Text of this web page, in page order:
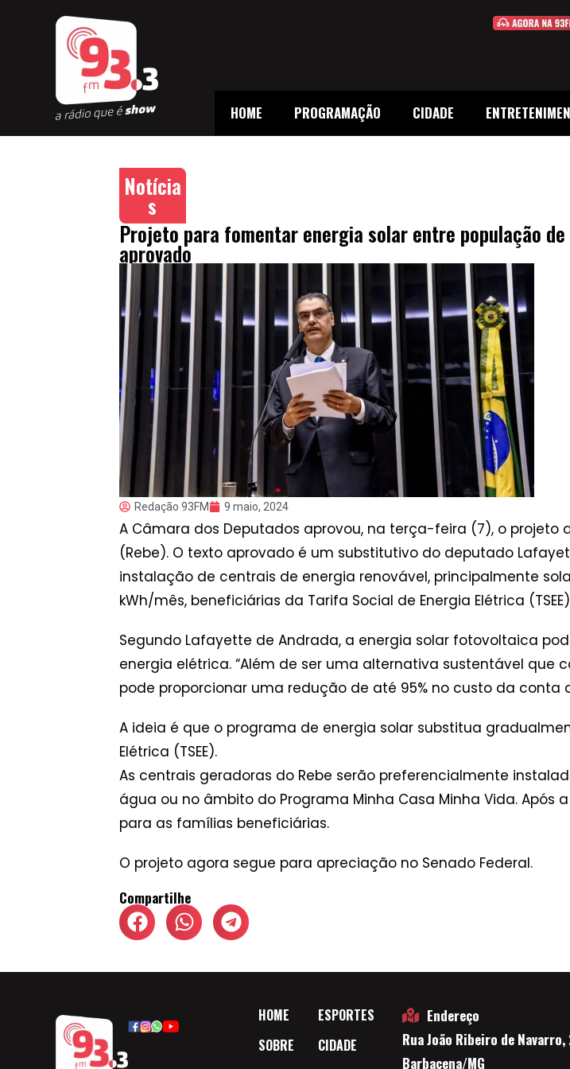
HOME PROGRAMAÇÃO CIDADE
Notícia
s
Projeto para fomentar energia solar entre população
aprovado
Redação 93FM 9 maio, 2024
A Câmara dos Deputados aprovou, na terça-feira (7), o projeto
(Rebe). O texto aprovado é um substitutivo do deputado
instalação de centrais de energia renovável, principalmente
kWh/mês, beneficiárias da Tarifa Social de Energia Elétrica
Segundo Lafayette de Andrada, a energia solar fotovoltaica
energia elétrica. “Além de ser uma alternativa sustentável
pode proporcionar uma redução de até 95% no custo da conta
A ideia é que o programa de energia solar substitua
Elétrica (TSEE).
As centrais geradoras do Rebe serão preferencialmente
água ou no âmbito do Programa Minha Casa Minha Vida.
para as famílias beneficiárias.
O projeto agora segue para apreciação no Senado Federal.
Compartilhe
HOME
SOBRE
ESPORTES
CIDADE
Endereço
Rua João Ribeiro de
Barbacena/MG